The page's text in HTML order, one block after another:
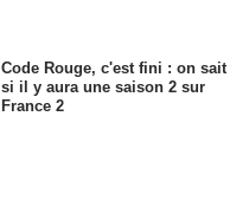
Code Rouge, c'est fini : on sait
si il y aura une saison 2 sur
France 2